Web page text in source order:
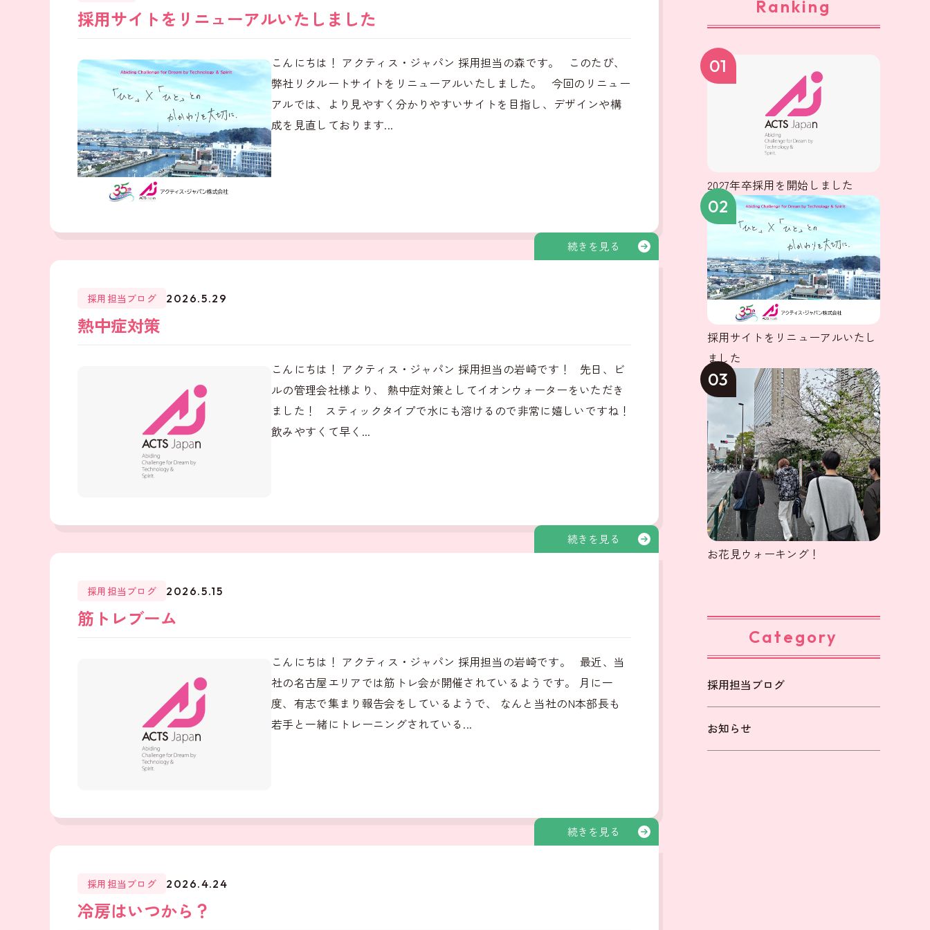
採用サイトをリニューアルいたしました
こんにちは！ アクティス・ジャパン 採用担当の森です。 このたび、
弊社リクルートサイトをリニューアルいたしました。 今回のリニュー
アルでは、より見やすく分かりやすいサイトを目指し、デザインや構
成を見直しております...
続きを見る
採用担当ブログ 2026.5.29
熱中症対策
こんにちは！ アクティス・ジャパン 採用担当の岩崎です！ 先日、ビ
ルの管理会社様より、 熱中症対策としてイオンウォーターをいただき
ました！ スティックタイプで水にも溶けるので非常に嬉しいですね！
飲みやすくて早く...
続きを見る
採用担当ブログ 2026.5.15
筋トレブーム
こんにちは！ アクティス・ジャパン 採用担当の岩崎です。 最近、当
社の名古屋エリアでは筋トレ会が開催されているようです。 月に一
度、有志で集まり報告会をしているようで、 なんと当社のN本部長も
若手と一緒にトレーニングされている...
続きを見る
採用担当ブログ 2026.4.24
冷房はいつから？
Ranking
01
2027年卒採用を開始しました
02
採用サイトをリニューアルいたし
ました
03
お花見ウォーキング！
Category
採用担当ブログ
お知らせ